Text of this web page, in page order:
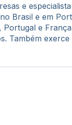
e
Brasil e em
Portugal e
Também